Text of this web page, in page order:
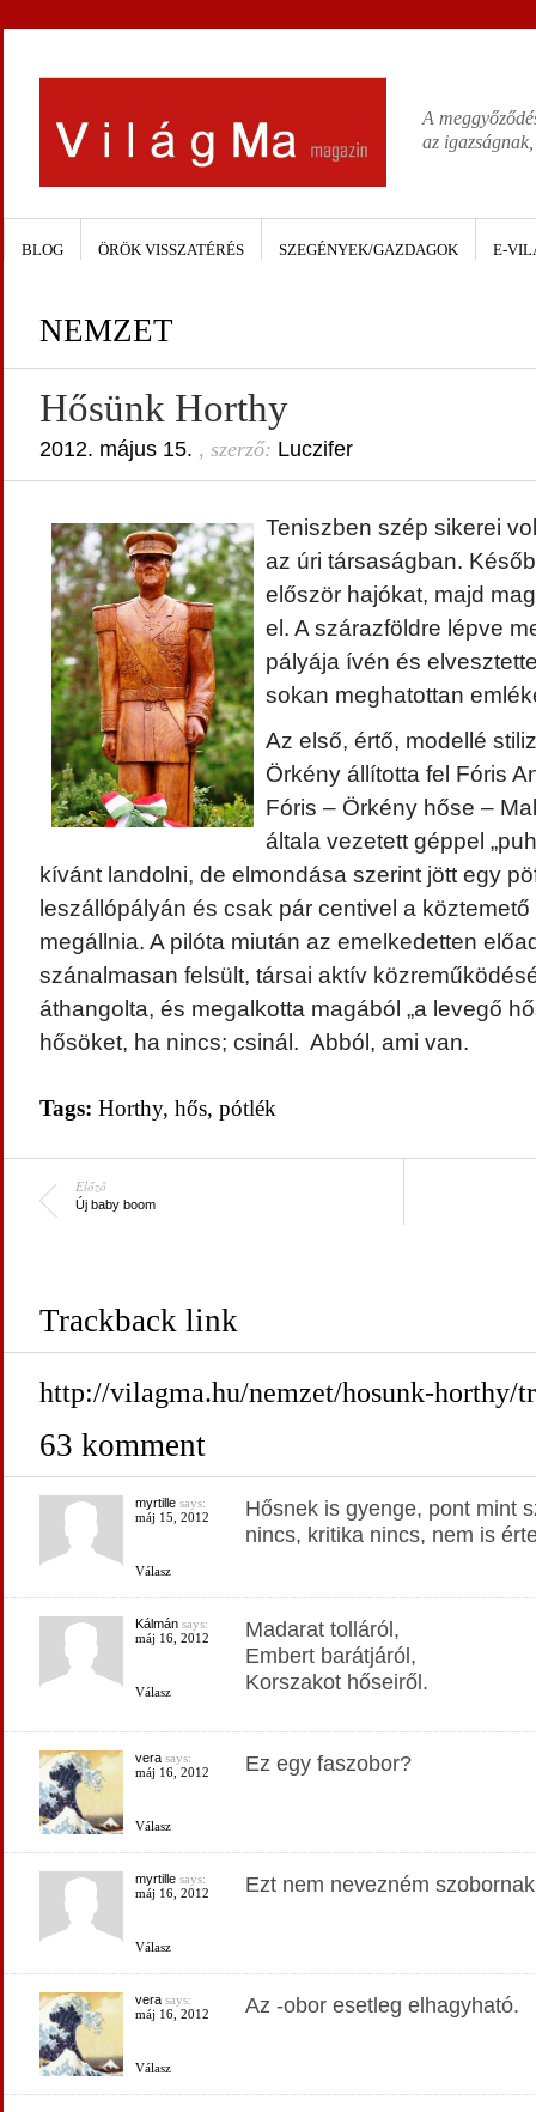
A
az
BLOG ÖRÖK VISSZATÉRÉS SZEGÉNYEK/GAZDAGOK E-
NEMZET
Hősünk Horthy
2012. május 15. , szerző: Luczifer
Teniszben szép sikerei
az úri társaságban.
először hajókat, majd
el. A szárazföldre lépve
pályája ívén és
sokan meghatottan
Az első, értő, modellé
Örkény állította fel Fóris
Fóris – Örkény hőse –
általa vezetett géppel
kívánt landolni, de elmondása szerint jött egy
leszállópályán és csak pár centivel a
megállnia. A pilóta miután az emelkedetten
szánalmasan felsült, társai aktív
áthangolta, és megalkotta magából „a levegő
hősöket, ha nincs; csinál. Abból, ami van.
Tags: Horthy, hős, pótlék
Előző
Új baby boom
Trackback link
http://vilagma.hu/nemzet/hosunk-horthy/
63 komment
myrtillesays:
máj 15, 2012
Válasz
Hősnek is gyenge, pont mint
nincs, kritika nincs, nem is
Kálmánsays:
máj 16, 2012
Válasz
Madarat tolláról,
Embert barátjáról,
Korszakot hőseiről.
verasays:
máj 16, 2012
Válasz
Ez egy faszobor?
myrtillesays:
máj 16, 2012
Válasz
Ezt nem nevezném
verasays:
máj 16, 2012
Válasz
Az -obor esetleg elhagyható.